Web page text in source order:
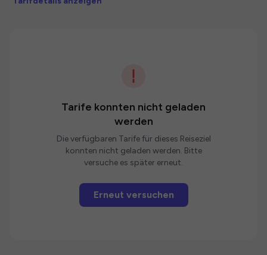
Tarife konnten nicht geladen
werden
Die verfügbaren Tarife für dieses Reiseziel
konnten nicht geladen werden. Bitte
versuche es später erneut.
Erneut versuchen